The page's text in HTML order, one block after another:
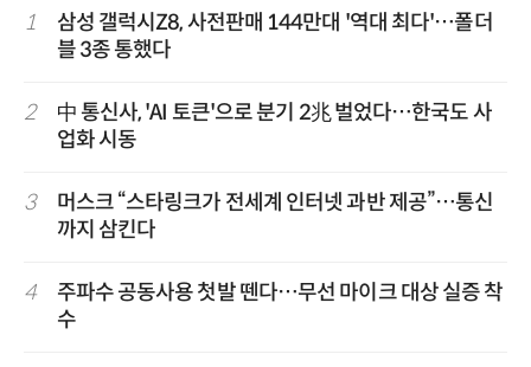
1
삼성 갤럭시Z8, 사전판매 144만대 '역대 최다'…폴더
블 3종 통했다
2
中 통신사, 'AI 토큰'으로 분기 2兆 벌었다…한국도 사
업화 시동
3
머스크 “스타링크가 전세계 인터넷 과반 제공”…통신
까지 삼킨다
4
주파수 공동사용 첫발 뗀다…무선 마이크 대상 실증 착
수